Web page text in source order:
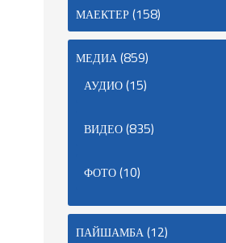
МАЕКТЕР(158)
МЕДИА(859)
АУДИО(15)
ВИДЕО(835)
ФОТО(10)
ПАЙШАМБА(12)